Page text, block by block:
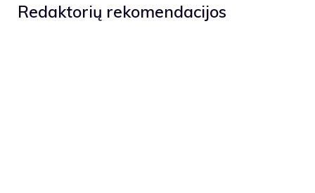
Redaktorių rekomendacijos